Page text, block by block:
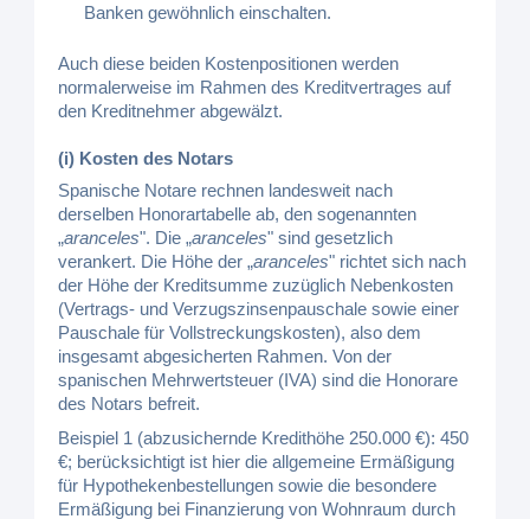
Banken gewöhnlich einschalten.
Auch diese beiden Kostenpositionen werden
normalerweise im Rahmen des Kreditvertrages auf
den Kreditnehmer abgewälzt.
(i) Kosten des Notars
Spanische Notare rechnen landesweit nach
derselben Honorartabelle ab, den sogenannten
„aranceles". Die „aranceles" sind gesetzlich
verankert. Die Höhe der „aranceles" richtet sich nach
der Höhe der Kreditsumme zuzüglich Nebenkosten
(Vertrags- und Verzugszinsenpauschale sowie einer
Pauschale für Vollstreckungskosten), also dem
insgesamt abgesicherten Rahmen. Von der
spanischen Mehrwertsteuer (IVA) sind die Honorare
des Notars befreit.
Beispiel 1 (abzusichernde Kredithöhe 250.000 €): 450
€; berücksichtigt ist hier die allgemeine Ermäßigung
für Hypothekenbestellungen sowie die besondere
Ermäßigung bei Finanzierung von Wohnraum durch